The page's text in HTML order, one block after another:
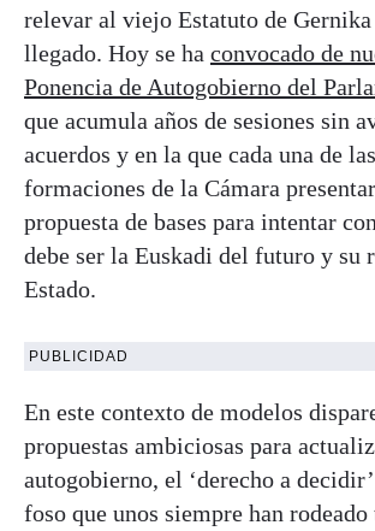
relevar al viejo Estatuto de Gernika
llegado. Hoy se ha convocado de
Ponencia de Autogobierno del
que acumula años de sesiones sin
acuerdos y en la que cada una de
formaciones de la Cámara
propuesta de bases para intentar
debe ser la Euskadi del futuro y su
Estado.
PUBLICIDAD
En este contexto de modelos
propuestas ambiciosas para
autogobierno, el ‘derecho a
foso que unos siempre han rodeado